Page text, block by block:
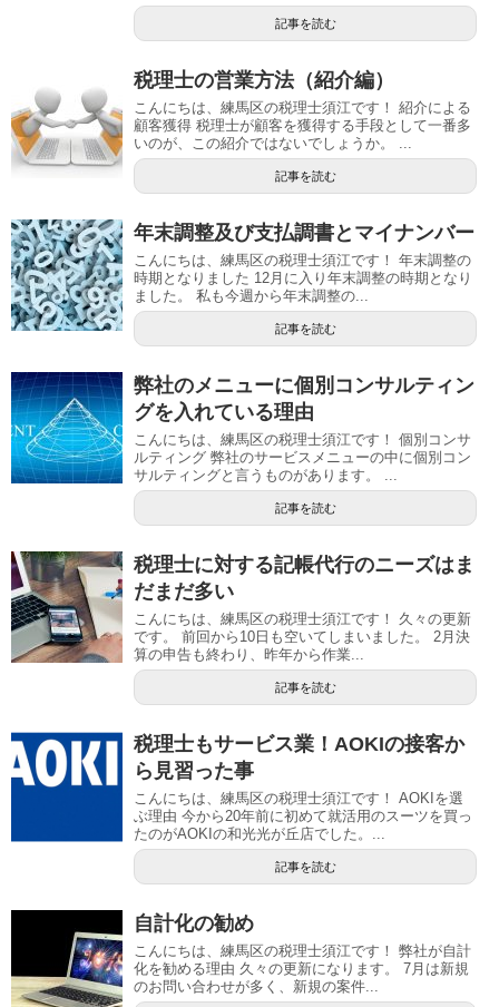
記事を読む
税理士の営業方法（紹介編）
こんにちは、練馬区の税理士須江です！ 紹介による
顧客獲得 税理士が顧客を獲得する手段として一番多
いのが、この紹介ではないでしょうか。 ...
記事を読む
年末調整及び支払調書とマイナンバー
こんにちは、練馬区の税理士須江です！ 年末調整の
時期となりました 12月に入り年末調整の時期となり
ました。 私も今週から年末調整の...
記事を読む
弊社のメニューに個別コンサルティン
グを入れている理由
こんにちは、練馬区の税理士須江です！ 個別コンサ
ルティング 弊社のサービスメニューの中に個別コン
サルティングと言うものがあります。 ...
記事を読む
税理士に対する記帳代行のニーズはま
だまだ多い
こんにちは、練馬区の税理士須江です！ 久々の更新
です。 前回から10日も空いてしまいました。 2月決
算の申告も終わり、昨年から作業...
記事を読む
税理士もサービス業！AOKIの接客か
ら見習った事
こんにちは、練馬区の税理士須江です！ AOKIを選
ぶ理由 今から20年前に初めて就活用のスーツを買っ
たのがAOKIの和光光が丘店でした。...
記事を読む
自計化の勧め
こんにちは、練馬区の税理士須江です！ 弊社が自計
化を勧める理由 久々の更新になります。 7月は新規
のお問い合わせが多く、新規の案件...